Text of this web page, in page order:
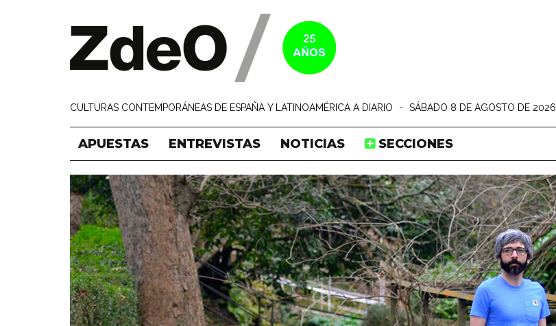
CULTURAS CONTEMPORÁNEAS DE ESPAÑA Y LATINOAMÉRICA A DIARIO - SÁBADO 8 DE AGOSTO DE 2026
APUESTAS ENTREVISTAS NOTICIAS SECCIONES